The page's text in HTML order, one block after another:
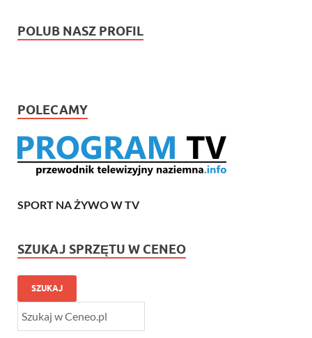
POLUB NASZ PROFIL
POLECAMY
SPORT NA ŻYWO W TV
SZUKAJ SPRZĘTU W CENEO
SZUKAJ